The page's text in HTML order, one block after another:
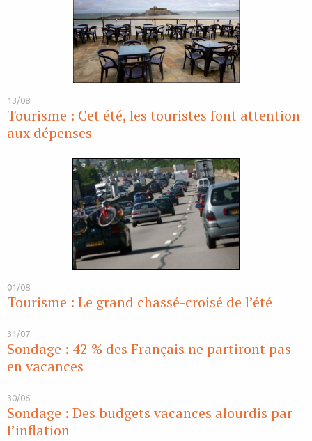
13/08
Tourisme : Cet été, les touristes font attention
aux dépenses
01/08
Tourisme : Le grand chassé-croisé de l’été
31/07
Sondage : 42 % des Français ne partiront pas
en vacances
30/06
Sondage : Des budgets vacances alourdis par
l’inflation